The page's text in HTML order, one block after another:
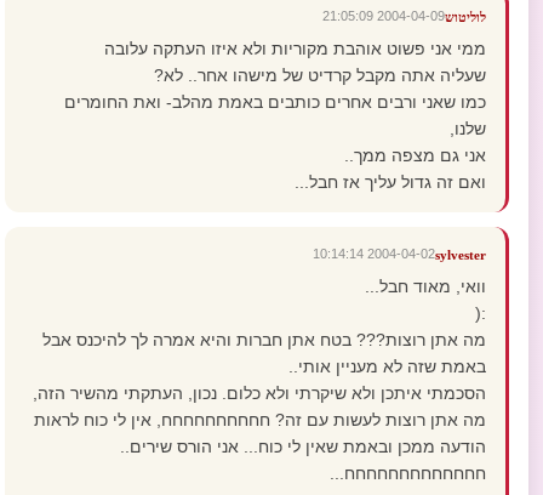
לוליטוש2004-04-09 21:05:09
ממי אני פשוט אוהבת מקוריות ולא איזו העתקה עלובה
שעליה אתה מקבל קרדיט של מישהו אחר.. לא?
כמו שאני ורבים אחרים כותבים באמת מהלב- ואת החומרים
שלנו,
אני גם מצפה ממך..
ואם זה גדול עליך אז חבל...
sylvester
2004-04-02 10:14:14
וואי, מאוד חבל...
:(
מה אתן רוצות??? בטח אתן חברות והיא אמרה לך להיכנס אבל
באמת שזה לא מעניין אותי..
הסכמתי איתכן ולא שיקרתי ולא כלום. נכון, העתקתי מהשיר הזה,
מה אתן רוצות לעשות עם זה? חחחחחחחחחח, אין לי כוח לראות
הודעה ממכן ובאמת שאין לי כוח... אני הורס שירים..
חחחחחחחחחחחחח...